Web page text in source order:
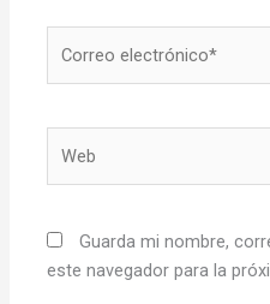
Guarda mi nombre,
este navegador para la